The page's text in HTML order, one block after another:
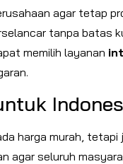
agar tetap
tanpa batas
memilih layanan
harga murah,
agar seluruh